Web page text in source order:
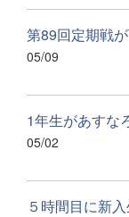
05/09
05/02